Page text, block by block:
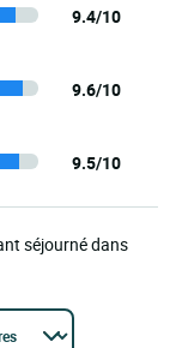
9.4/10
9.6/10
9.5/10
séjourné dans